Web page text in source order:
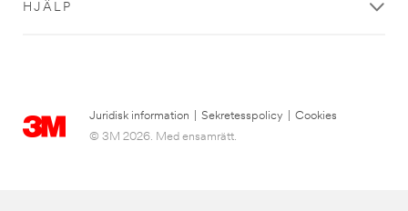
HJÄLP
Juridisk information Sekretesspolicy
Cookies
© 3M 2026. Med ensamrätt.